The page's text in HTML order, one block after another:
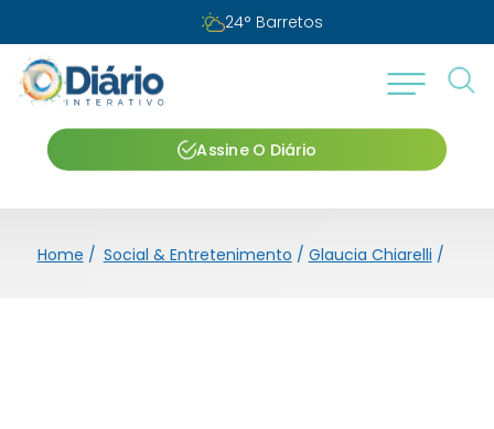
24° Barretos
Assine O Diário
Home / Social & Entretenimento / Glaucia Chiarelli /